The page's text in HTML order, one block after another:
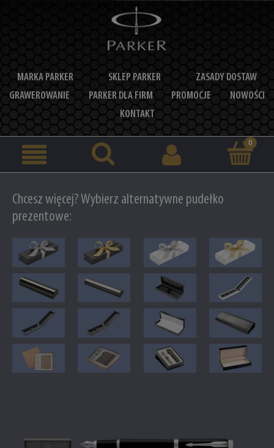
MARKA PARKER SKLEP PARKER
ZASADY DOSTAW
GRAWEROWANIE
PARKER DLA FIRM PROMOCJE
NOWOŚCI
KONTAKT
Chcesz więcej? Wybierz alternatywne pudełko
prezentowe: